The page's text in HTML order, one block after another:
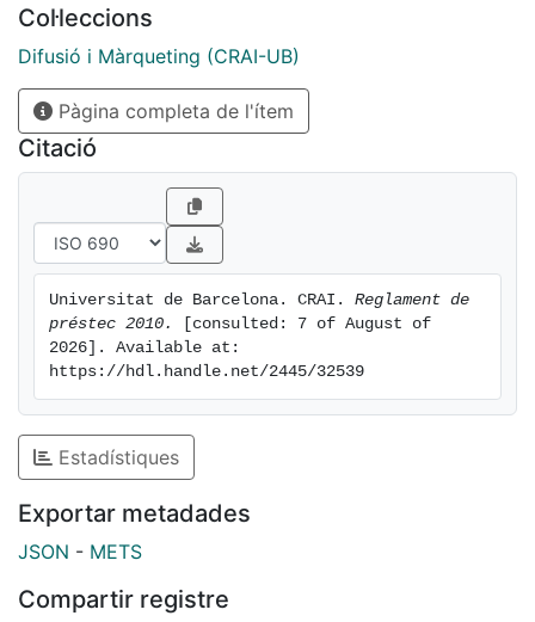
Col·leccions
Difusió i Màrqueting (CRAI-UB)
Pàgina completa de l'ítem
Citació
Universitat de Barcelona. CRAI. Reglament de
préstec 2010.
[consulted: 7 of August of
2026]. Available at:
https://hdl.handle.net/2445/32539
Estadístiques
Exportar metadades
JSON - METS
Compartir registre